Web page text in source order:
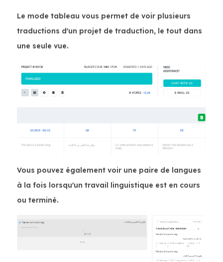
Le mode tableau vous permet de voir plusieurs
traductions d'un projet de traduction, le tout dans
une seule vue.
Vous pouvez également voir une paire de langues
à la fois lorsqu'un travail linguistique est en cours
ou terminé.